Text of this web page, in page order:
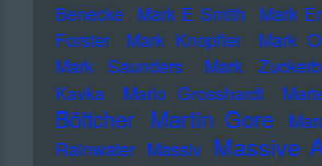
Benecke Mark E Smith Mark
Forster
Mark Knopfler
Mark
Mark Saunders
Mark
Kavka
Marlo Grosshardt
Böttcher Martin Gore
Rainwater Massiv Massive